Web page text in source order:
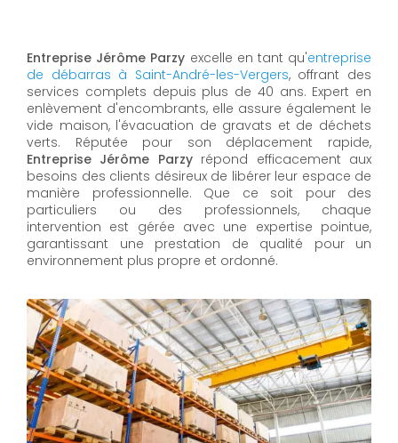
Entreprise Jérôme Parzy excelle en tant qu'entreprise
de débarras à Saint-André-les-Vergers, offrant des
services complets depuis plus de 40 ans. Expert en
enlèvement d'encombrants, elle assure également le
vide maison, l'évacuation de gravats et de déchets
verts. Réputée pour son déplacement rapide,
Entreprise Jérôme Parzyrépond efficacement aux
besoins des clients désireux de libérer leur espace de
manière professionnelle. Que ce soit pour des
particuliers ou des professionnels, chaque
intervention est gérée avec une expertise pointue,
garantissant une prestation de qualité pour un
environnement plus propre et ordonné.